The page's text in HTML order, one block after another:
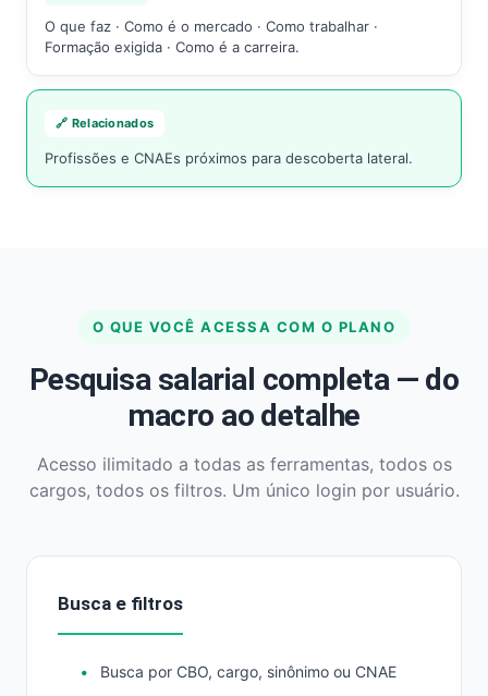
O que faz · Como é o mercado · Como trabalhar ·
Formação exigida · Como é a carreira.
🔗 Relacionados
Profissões e CNAEs próximos para descoberta lateral.
O QUE VOCÊ ACESSA COM O PLANO
Pesquisa salarial completa — do
macro ao detalhe
Acesso ilimitado a todas as ferramentas, todos os
cargos, todos os filtros. Um único login por usuário.
Busca e filtros
Busca por CBO, cargo, sinônimo ou CNAE